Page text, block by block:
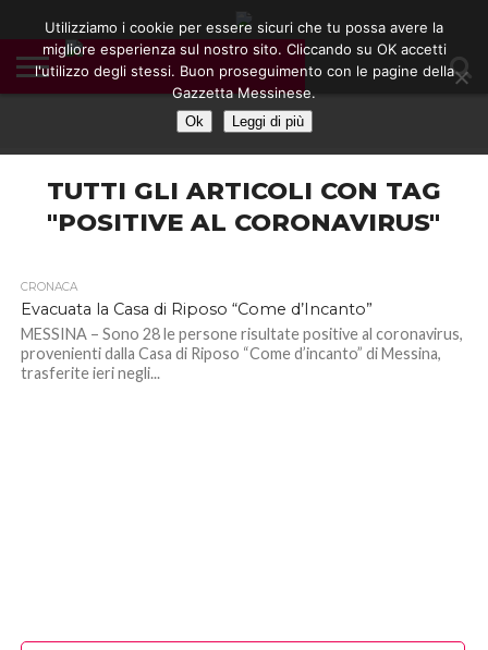
CONTATTI
COOKIE
DIVENTA
HOME
NOTE
TUTTI GLI ARTICOLI CON TAG
"POSITIVE AL CORONAVIRUS"
CRONACA
Evacuata la Casa di Riposo “Come d’Incanto”
MESSINA – Sono 28 le persone risultate positive al coronavirus,
provenienti dalla Casa di Riposo “Come d’incanto” di Messina,
trasferite ieri negli...
Utilizziamo i cookie per essere sicuri che tu possa avere la
migliore esperienza sul nostro sito. Cliccando su OK accetti
l'utilizzo degli stessi. Buon proseguimento con le pagine della
Gazzetta Messinese.
Ok Leggi di più